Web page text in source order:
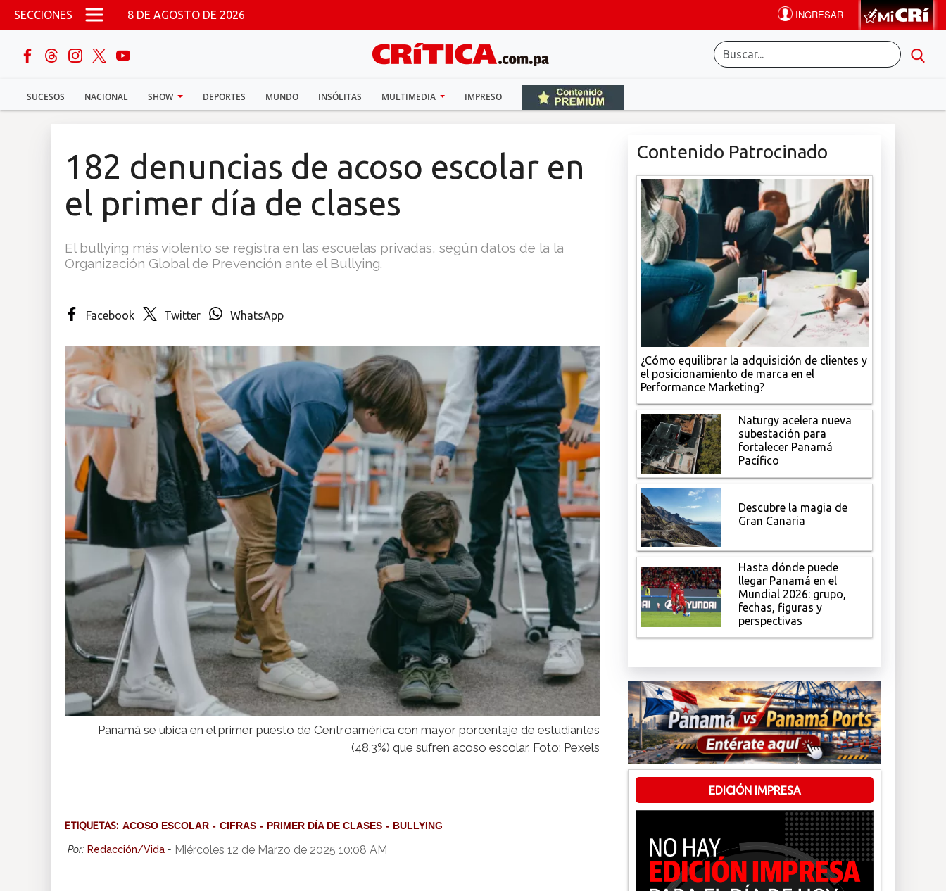
Pasar al contenido principal
SECCIONES 8 DE AGOSTO DE 2026
SUCESOS NACIONAL SHOW DEPORTES MUNDO INSÓLITAS MULTIMEDIA IMPRESO
buscar
Sucesos
Multimedia
182 denuncias de acoso escolar en
el primer día de clases
El bullying más violento se registra en las escuelas privadas, según datos de la la
Organización Global de Prevención ante el Bullying.
Facebook Twitter WhatsApp
Panamá se ubica en el primer puesto de Centroamérica con mayor porcentaje de estudiantes
(48.3%) que sufren acoso escolar. Foto: Pexels
ETIQUETAS: ACOSO ESCOLAR CIFRAS PRIMER DÍA DE CLASES BULLYING
Por: Redacción/Vida - Miércoles 12 de Marzo de 2025 10:08 AM
Contenido Patrocinado
¿Cómo equilibrar la adquisición de clientes y
el posicionamiento de marca en el
Performance Marketing?
Naturgy acelera nueva
subestación para
fortalecer Panamá
Pacífico
Descubre la magia de
Gran Canaria
Hasta dónde puede
llegar Panamá en el
Mundial 2026: grupo,
fechas, figuras y
perspectivas
EDICIÓN IMPRESA